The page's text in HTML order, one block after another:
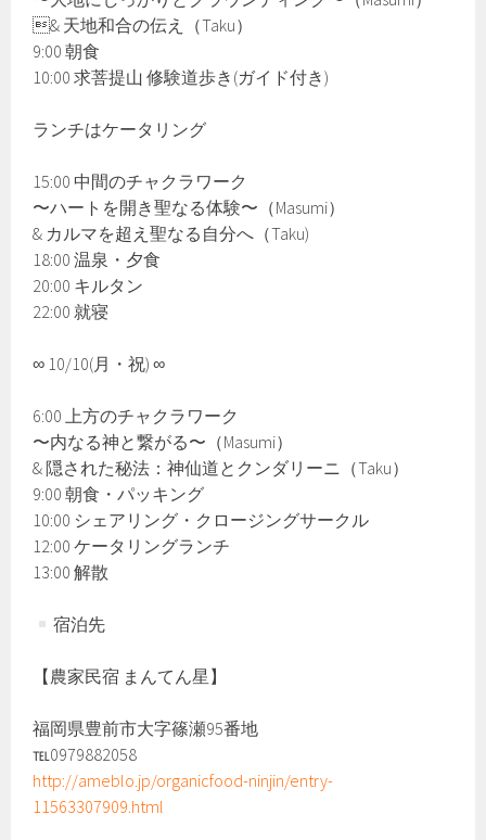
& 天地和合の伝え（Taku）
9:00 朝食
10:00 求菩提山 修験道歩き(ガイド付き)
ランチはケータリング
15:00 中間のチャクラワーク
〜ハートを開き聖なる体験〜（Masumi）
& カルマを超え聖なる自分へ（Taku)
18:00 温泉・夕食
20:00 キルタン
22:00 就寝
∞ 10/10(月・祝) ∞
6:00 上方のチャクラワーク
〜内なる神と繋がる〜（Masumi）
& 隠された秘法：神仙道とクンダリーニ（Taku）
9:00 朝食・パッキング
10:00 シェアリング・クロージングサークル
12:00 ケータリングランチ
13:00 解散
宿泊先
【農家民宿 まんてん星】
福岡県豊前市大字篠瀬95番地
℡0979882058
http://ameblo.jp/organicfood-ninjin/entry-
11563307909.html